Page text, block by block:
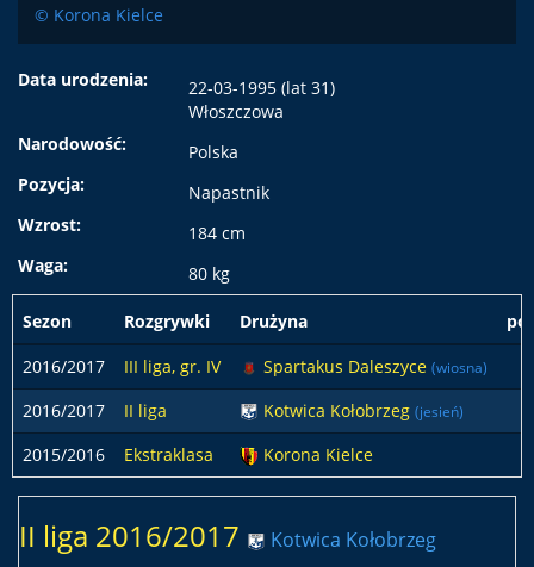
© Korona Kielce
Data urodzenia:
22-03-1995 (lat 31)
Włoszczowa
Narodowość:
Polska
Pozycja:
Napastnik
Wzrost:
184 cm
Waga:
80 kg
Sezon Rozgrywki Drużyna
2016/2017
III liga, gr. IV Spartakus Daleszyce (wiosna)
2016/2017
II liga Kotwica Kołobrzeg (jesień)
2015/2016
Ekstraklasa Korona Kielce
II liga 2016/2017 Kotwica Kołobrzeg